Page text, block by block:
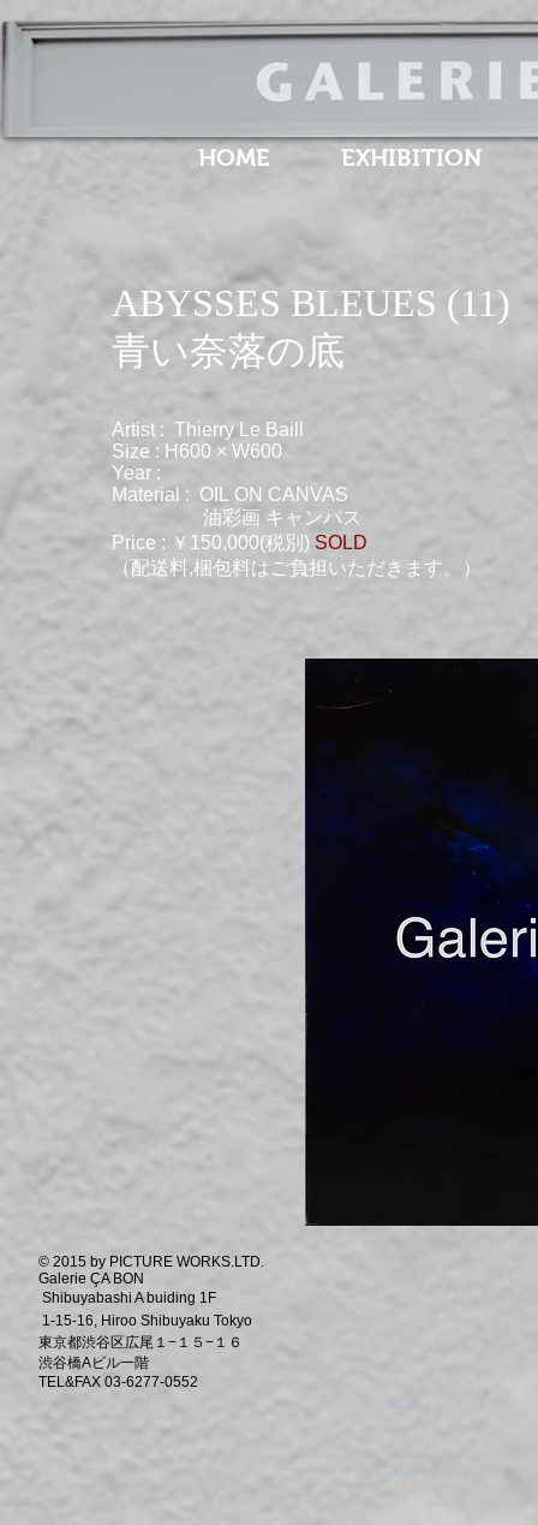
HOME EXHIBITION
ABYSSES BLEUES (11)
​青い奈落の底
Artist : Thierry Le Baill
Size : H600 × W600
Year :
Material : OIL ON CANVAS
油彩画 キャンバス
Price : ￥150,000(税別) ​SOLD
（配送料,梱包料はご負担いただきます。）
© 2015 by PICTURE WORKS.LTD.
Galerie ÇA BON
Shibuyabashi A buiding 1F
1-15-16, Hiroo Shibuyaku Tokyo
東京都渋谷区広尾１−１５−１６
渋谷橋Aビル一階
TEL&FAX 03-6277-0552